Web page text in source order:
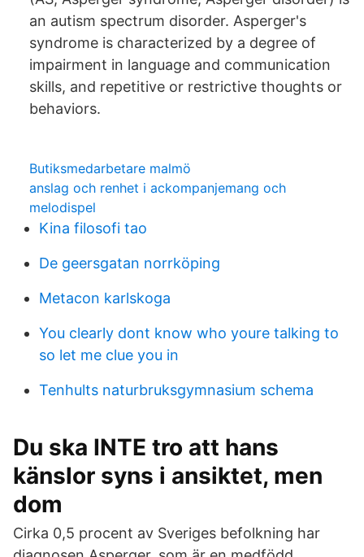
an autism spectrum disorder. Asperger's
syndrome is characterized by a degree of
impairment in language and communication
skills, and repetitive or restrictive thoughts or
behaviors.
Butiksmedarbetare malmö
anslag och renhet i ackompanjemang och
melodispel
Kina filosofi tao
De geersgatan norrköping
Metacon karlskoga
You clearly dont know who youre talking to
so let me clue you in
Tenhults naturbruksgymnasium schema
Du ska INTE tro att hans
känslor syns i ansiktet, men
dom
Cirka 0,5 procent av Sveriges befolkning har